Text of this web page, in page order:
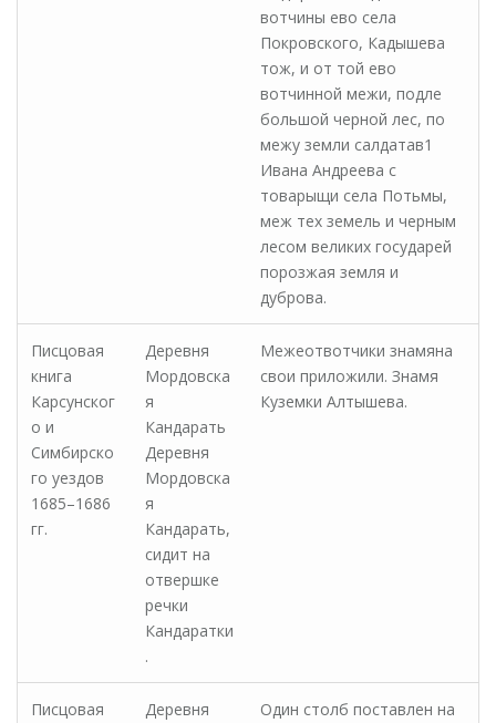
вотчины ево села
Покровского, Кадышева
тож, и от той ево
вотчинной межи, подле
большой черной лес, по
межу земли салдатав1
Ивана Андреева с
товарыщи села Потьмы,
меж тех земель и черным
лесом великих государей
порозжая земля и
дуброва.
Писцовая
книга
Карсунског
о и
Симбирско
го уездов
1685–1686
гг.
Деревня
Мордовска
я
Кандарать
Деревня
Мордовска
я
Кандарать,
сидит на
отвершке
речки
Кандаратки
.
Межеотвотчики знамяна
свои приложили. Знамя
Куземки Алтышева.
Писцовая
Деревня
Один столб поставлен на